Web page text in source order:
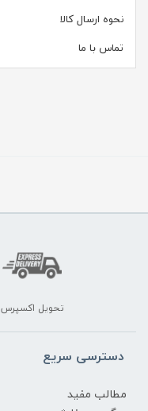
نحوه ارسال کالا
تماس با ما
تحویل اکسپرس
دسترسی سریع
مطالب مفید